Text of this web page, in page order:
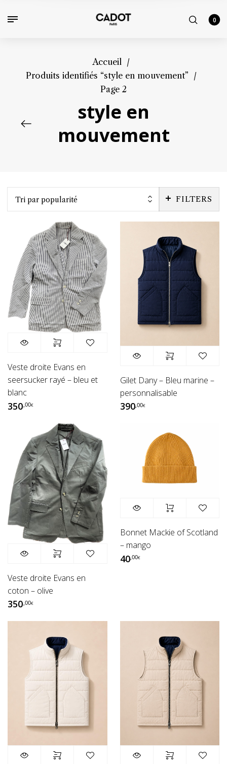
0
Accueil
/
Produits identifiés “style en mouvement” /
Page 2
style en
mouvement
Tri par popularité FILTERS
Veste droite Evans en
seersucker rayé – bleu et
blanc
350,00€
Gilet Dany – Bleu marine –
personnalisable
390 ,00€
Veste droite Evans en
coton – olive
350 ,00€
Bonnet Mackie of Scotland
– mango
40,00€